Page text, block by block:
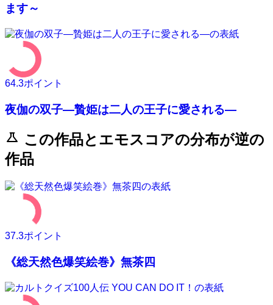
ます～
64.3ポイント
夜伽の双子―贄姫は二人の王子に愛される―
science この作品とエモスコアの分布が逆の
作品
37.3ポイント
《総天然色爆笑絵巻》無茶四